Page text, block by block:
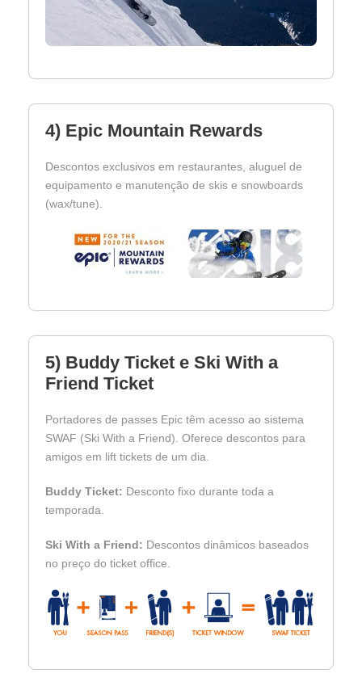
4) Epic Mountain Rewards
Descontos exclusivos em restaurantes, aluguel de
equipamento e manutenção de skis e snowboards
(wax/tune).
5) Buddy Ticket e Ski With a
Friend Ticket
Portadores de passes Epic têm acesso ao sistema
SWAF (Ski With a Friend). Oferece descontos para
amigos em lift tickets de um dia.
Buddy Ticket: Desconto fixo durante toda a
temporada.
Ski With a Friend: Descontos dinâmicos baseados
no preço do ticket office.